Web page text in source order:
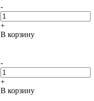
-
+
В корзину
-
+
В корзину